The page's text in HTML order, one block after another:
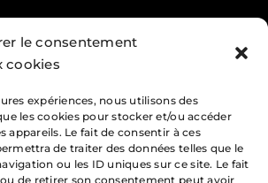
le consentement
cookies
expériences, nous utilisons des
les cookies pour stocker et/ou accéder
appareils. Le fait de consentir à ces
de traiter des données telles que le
ou les ID uniques sur ce site. Le fait
de retirer son consentement peut avoir
16h
16h
– 16h